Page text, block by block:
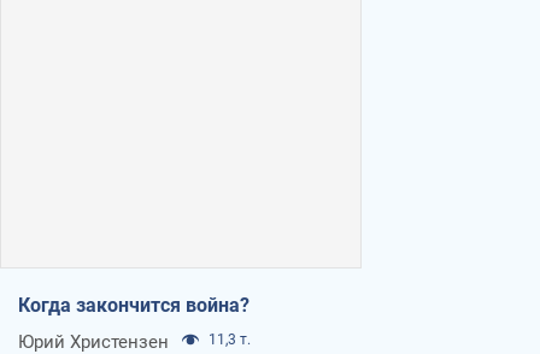
Когда закончится война?
Юрий Христензен 11,3 т.